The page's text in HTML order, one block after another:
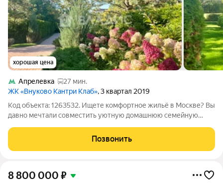
хорошая цена
Апрелевка
27 мин.
ЖК «Внуково Кантри Клаб», 3 квартал 2019
Код объекта: 1263532. Ищете комфортное жильё в Москве? Вы
давно мечтали совместить уютную домашнюю семейную
жизнью, бизнесом - тогда Вы на правильном пути! Здесь
сочетается ВСЕ! А самое главное
Позвонить
8 800 000 ₽